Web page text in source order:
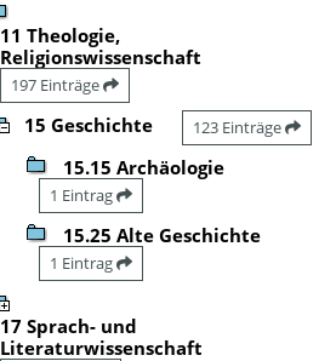
11 Theologie,
Religionswissenschaft
197 Einträge
15 Geschichte 123 Einträge
15.15 Archäologie
1 Eintrag
15.25 Alte Geschichte
1 Eintrag
17 Sprach- und
Literaturwissenschaft